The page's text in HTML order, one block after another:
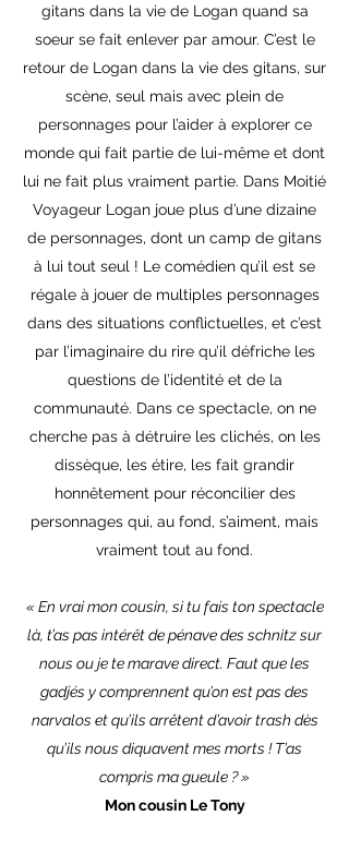
gitans dans la vie de Logan quand sa
soeur se fait enlever par amour. C’est le
retour de Logan dans la vie des gitans, sur
scène, seul mais avec plein de
personnages pour l’aider à explorer ce
monde qui fait partie de lui-même et dont
lui ne fait plus vraiment partie. Dans Moitié
Voyageur Logan joue plus d’une dizaine
de personnages, dont un camp de gitans
à lui tout seul ! Le comédien qu’il est se
régale à jouer de multiples personnages
dans des situations conflictuelles, et c’est
par l’imaginaire du rire qu’il défriche les
questions de l’identité et de la
communauté. Dans ce spectacle, on ne
cherche pas à détruire les clichés, on les
dissèque, les étire, les fait grandir
honnêtement pour réconcilier des
personnages qui, au fond, s’aiment, mais
vraiment tout au fond.
« En vrai mon cousin, si tu fais ton spectacle
là, t’as pas intérêt de pénave des schnitz sur
nous ou je te marave direct. Faut que les
gadjés y comprennent qu’on est pas des
narvalos et qu’ils arrêtent d’avoir trash dès
qu’ils nous diquavent mes morts ! T’as
compris ma gueule ? »
Mon cousin Le Tony